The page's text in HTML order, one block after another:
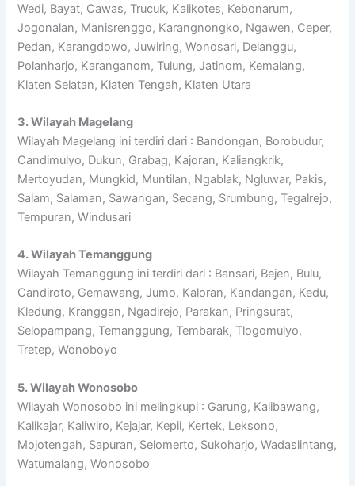
Wedi, Bayat, Cawas, Trucuk, Kalikotes, Kebonarum,
Jogonalan, Manisrenggo, Karangnongko, Ngawen, Ceper,
Pedan, Karangdowo, Juwiring, Wonosari, Delanggu,
Polanharjo, Karanganom, Tulung, Jatinom, Kemalang,
Klaten Selatan, Klaten Tengah, Klaten Utara
3. Wilayah Magelang
Wilayah Magelang ini terdiri dari : Bandongan, Borobudur,
Candimulyo, Dukun, Grabag, Kajoran, Kaliangkrik,
Mertoyudan, Mungkid, Muntilan, Ngablak, Ngluwar, Pakis,
Salam, Salaman, Sawangan, Secang, Srumbung, Tegalrejo,
Tempuran, Windusari
4. Wilayah Temanggung
Wilayah Temanggung ini terdiri dari : Bansari, Bejen, Bulu,
Candiroto, Gemawang, Jumo, Kaloran, Kandangan, Kedu,
Kledung, Kranggan, Ngadirejo, Parakan, Pringsurat,
Selopampang, Temanggung, Tembarak, Tlogomulyo,
Tretep, Wonoboyo
5. Wilayah Wonosobo
Wilayah Wonosobo ini melingkupi : Garung, Kalibawang,
Kalikajar, Kaliwiro, Kejajar, Kepil, Kertek, Leksono,
Mojotengah, Sapuran, Selomerto, Sukoharjo, Wadaslintang,
Watumalang, Wonosobo